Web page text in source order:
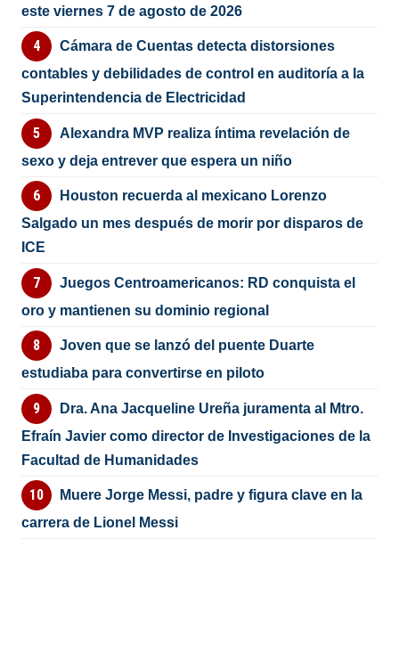
este viernes 7 de agosto de 2026
Cámara de Cuentas detecta distorsiones
contables y debilidades de control en auditoría a la
Superintendencia de Electricidad
Alexandra MVP realiza íntima revelación de
sexo y deja entrever que espera un niño
Houston recuerda al mexicano Lorenzo
Salgado un mes después de morir por disparos de
ICE
Juegos Centroamericanos: RD conquista el
oro y mantienen su dominio regional
Joven que se lanzó del puente Duarte
estudiaba para convertirse en piloto
Dra. Ana Jacqueline Ureña juramenta al Mtro.
Efraín Javier como director de Investigaciones de la
Facultad de Humanidades
Muere Jorge Messi, padre y figura clave en la
carrera de Lionel Messi